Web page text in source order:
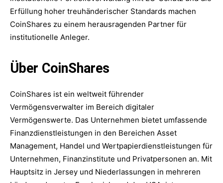
Erfüllung hoher treuhänderischer Standards machen
CoinShares zu einem herausragenden Partner für
institutionelle Anleger.
Über CoinShares
CoinShares ist ein weltweit führender
Vermögensverwalter im Bereich digitaler
Vermögenswerte. Das Unternehmen bietet umfassende
Finanzdienstleistungen in den Bereichen Asset
Management, Handel und Wertpapierdienstleistungen für
Unternehmen, Finanzinstitute und Privatpersonen an. Mit
Hauptsitz in Jersey und Niederlassungen in mehreren